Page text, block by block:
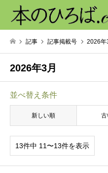
記事 記事掲載号 2026年
2026年3月
並べ替え条件
新しい順
13件中 11〜13件を表示